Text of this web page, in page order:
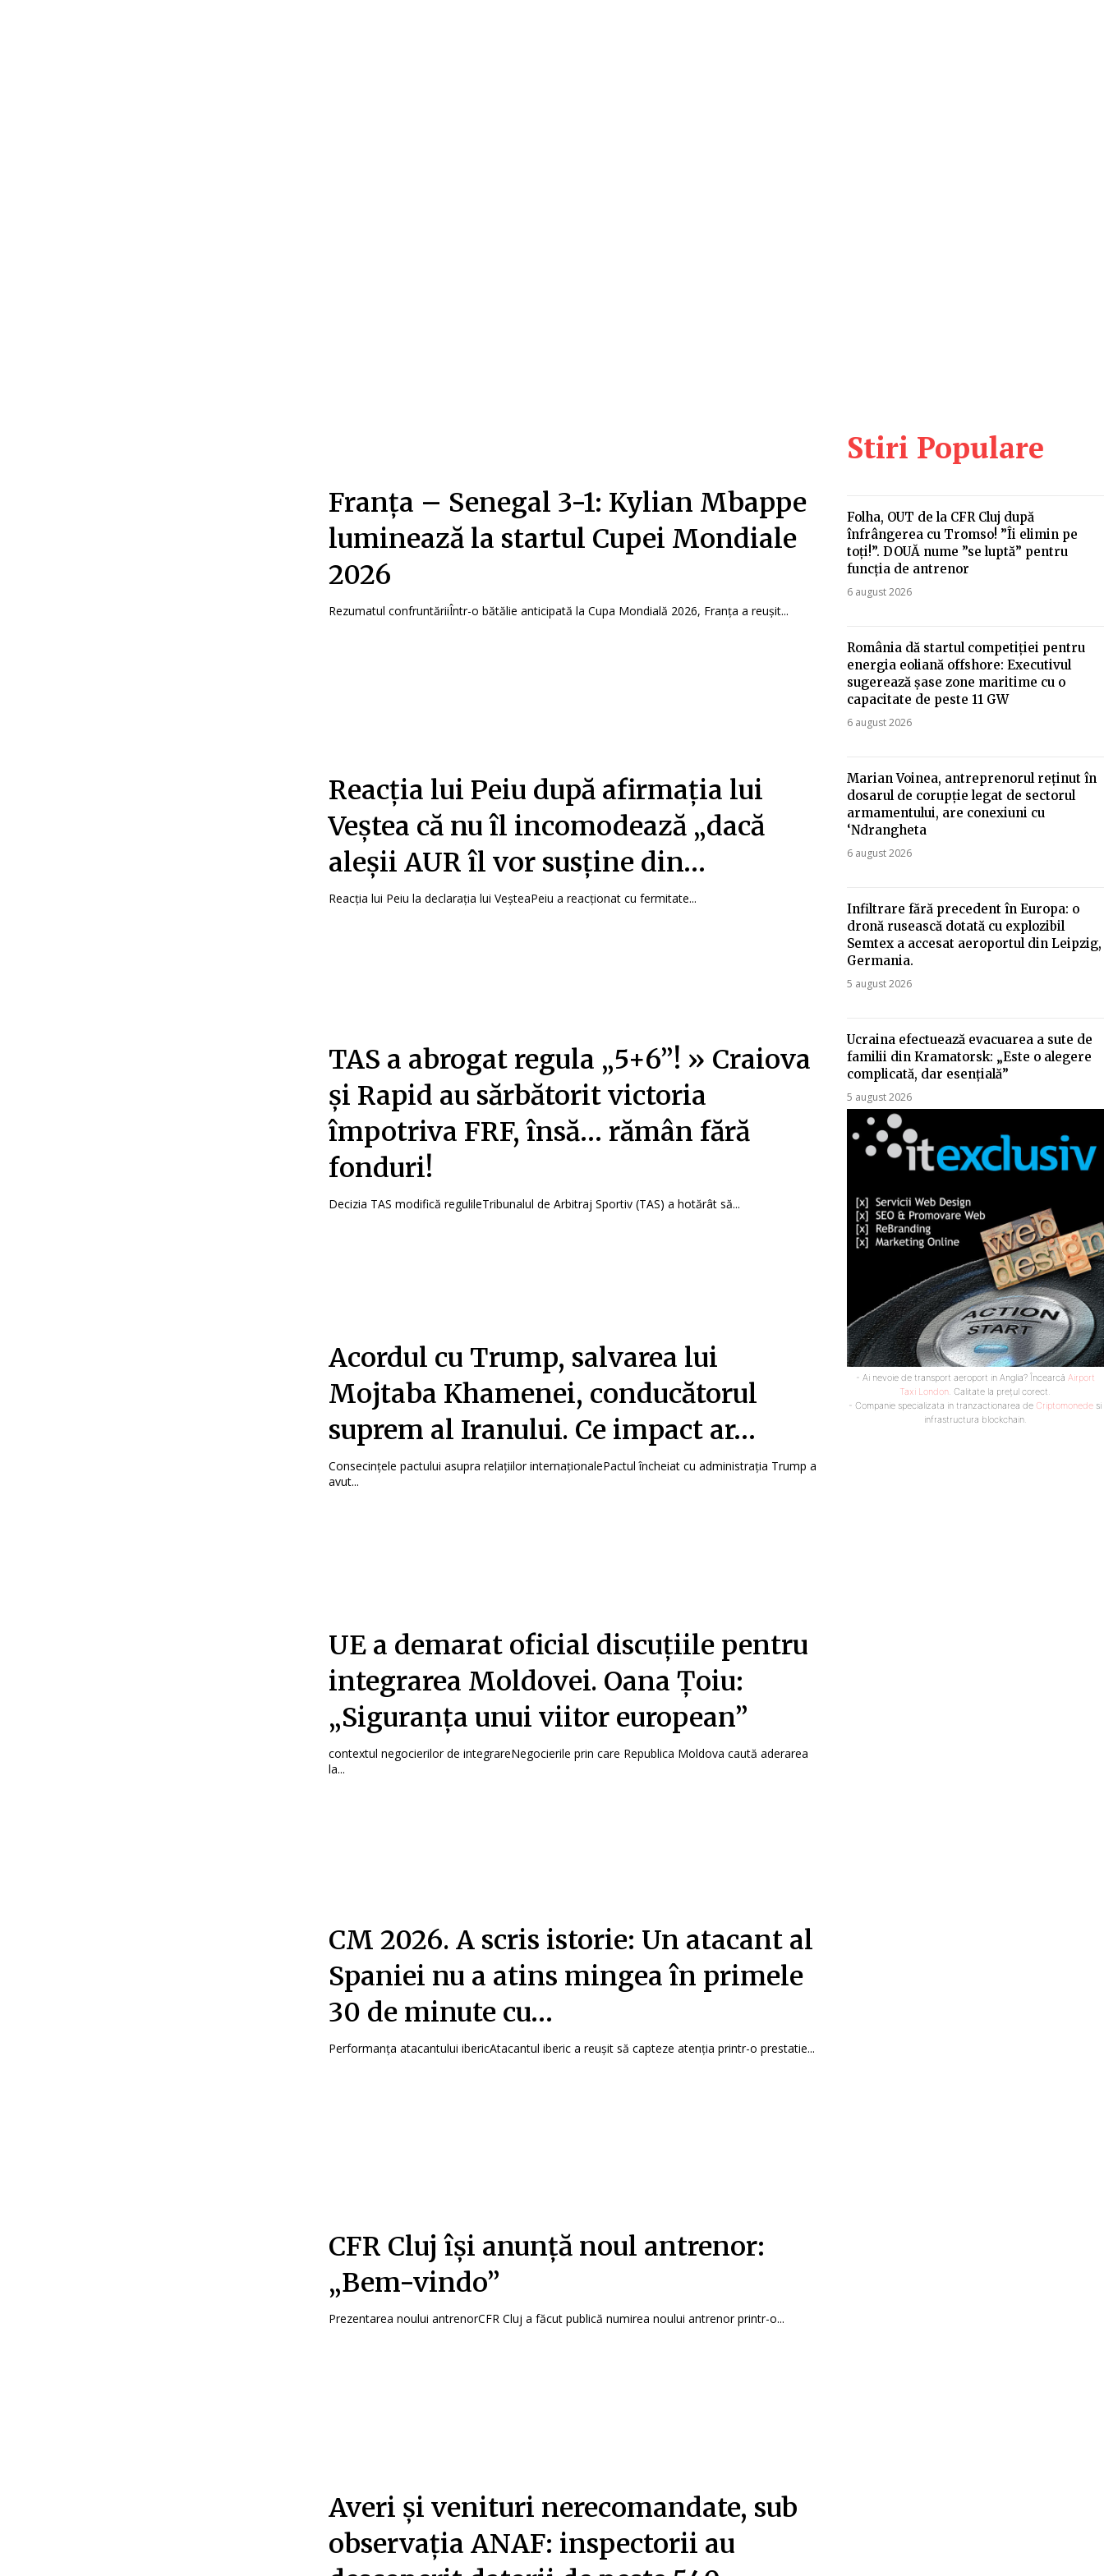
Franța – Senegal 3-1: Kylian Mbappe
luminează la startul Cupei Mondiale
2026
Rezumatul confruntăriiÎntr-o bătălie anticipată la Cupa Mondială 2026, Franța a reușit...
Reacția lui Peiu după afirmația lui
Veștea că nu îl incomodează „dacă
aleșii AUR îl vor susține din…
Reacția lui Peiu la declarația lui VeșteaPeiu a reacționat cu fermitate...
TAS a abrogat regula „5+6”! » Craiova
și Rapid au sărbătorit victoria
împotriva FRF, însă… rămân fără
fonduri!
Decizia TAS modifică regulileTribunalul de Arbitraj Sportiv (TAS) a hotărât să...
Acordul cu Trump, salvarea lui
Mojtaba Khamenei, conducătorul
suprem al Iranului. Ce impact ar…
Consecințele pactului asupra relațiilor internaționalePactul încheiat cu administrația Trump a
avut...
UE a demarat oficial discuțiile pentru
integrarea Moldovei. Oana Țoiu:
„Siguranța unui viitor european”
contextul negocierilor de integrareNegocierile prin care Republica Moldova caută aderarea
la...
CM 2026. A scris istorie: Un atacant al
Spaniei nu a atins mingea în primele
30 de minute cu…
Performanța atacantului ibericAtacantul iberic a reușit să capteze atenția printr-o prestatie...
CFR Cluj își anunță noul antrenor:
„Bem-vindo”
Prezentarea noului antrenorCFR Cluj a făcut publică numirea noului antrenor printr-o...
Averi și venituri nerecomandate, sub
observația ANAF: inspectorii au
Stiri Populare
Folha, OUT de la CFR Cluj după
înfrângerea cu Tromso! ”Îi elimin pe
toți!”. DOUĂ nume ”se luptă” pentru
funcția de antrenor
6 august 2026
România dă startul competiției pentru
energia eoliană offshore: Executivul
sugerează șase zone maritime cu o
capacitate de peste 11 GW
6 august 2026
Marian Voinea, antreprenorul reținut în
dosarul de corupție legat de sectorul
armamentului, are conexiuni cu
‘Ndrangheta
6 august 2026
Infiltrare fără precedent în Europa: o
dronă rusească dotată cu explozibil
Semtex a accesat aeroportul din Leipzig,
Germania.
5 august 2026
Ucraina efectuează evacuarea a sute de
familii din Kramatorsk: „Este o alegere
complicată, dar esențială”
5 august 2026
- Ai nevoie de transport aeroport in Anglia? Încearcă Airport
Taxi London . Calitate la prețul corect.
- Companie specializata in tranzactionarea deCriptomonede si
infrastructura blockchain.